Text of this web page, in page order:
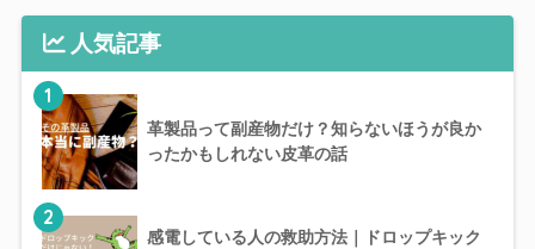
人気記事
1
革製品って副産物だけ？知らないほうが良か
ったかもしれない皮革の話
2
感電している人の救助方法｜ドロップキック